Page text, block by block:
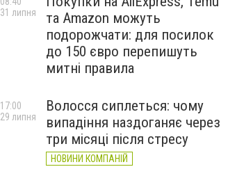
та Amazon можуть
подорожчати: для посилок
до 150 євро перепишуть
митні правила
31 липня
Волосся сиплеться: чому
випадіння наздоганяє через
три місяці після стресу
НОВИНИ КОМПАНІЙ
17:00
29 липня